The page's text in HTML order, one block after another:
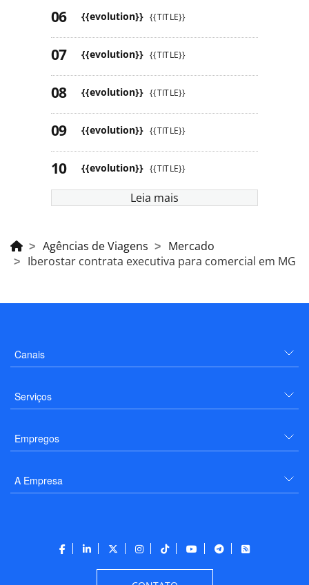
{{evolution}} {{TITLE}}
{{evolution}} {{TITLE}}
{{evolution}} {{TITLE}}
{{evolution}} {{TITLE}}
{{evolution}} {{TITLE}}
Leia mais
Agências de Viagens
Mercado
Iberostar contrata executiva para comercial em MG
Canais
Serviços
Empregos
A Empresa